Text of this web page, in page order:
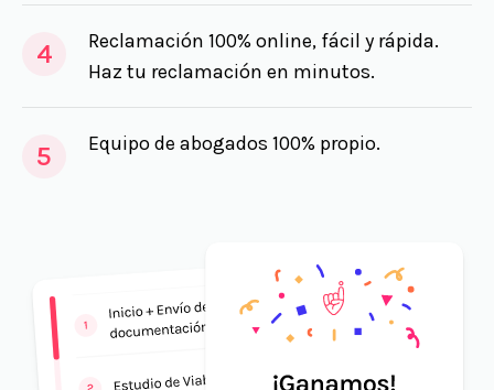
4
Reclamación 100% online, fácil y rápida.
Haz tu reclamación en minutos.
5 Equipo de abogados 100% propio.